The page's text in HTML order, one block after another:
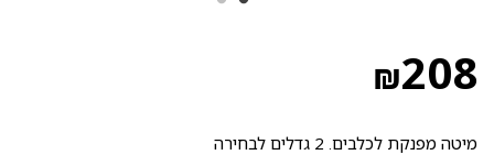
₪208
מיטה מפנקת לכלבים. 2 גדלים לבחירה